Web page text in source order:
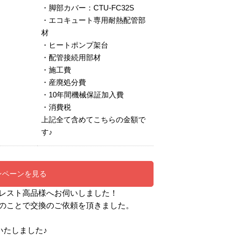
・脚部カバー：CTU-FC32S
・エコキュート専用耐熱配管部
材
・ヒートポンプ架台
・配管接続用部材
・施工費
・産廃処分費
・10年間機械保証加入費
・消費税
上記全て含めてこちらの金額で
す♪
ーンを見る
スト高品様へお伺いしました！
とで交換のご依頼を頂きました。
たしました♪